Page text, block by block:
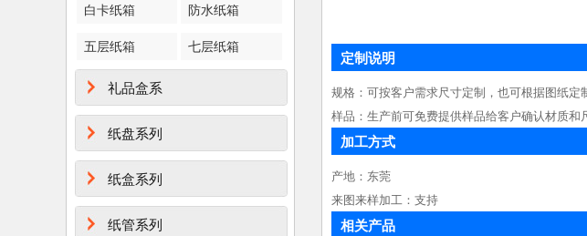
白卡纸箱 防水纸箱
五层纸箱 七层纸箱
礼品盒系
纸盘系列
纸盒系列
纸管系列
定制说明
规格：可按客户需求尺寸定制，也可根据图纸
样品：生产前可免费提供样品给客户确认材质和
加工方式
产地：东莞
来图来样加工：支持
相关产品